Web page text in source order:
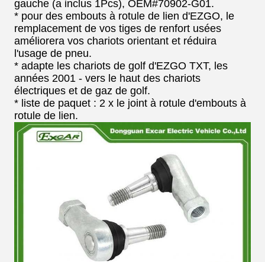
gauche (a inclus 1Pcs), OEM#70902-G01.
* pour des embouts à rotule de lien d'EZGO, le
remplacement de vos tiges de renfort usées
améliorera vos chariots orientant et réduira
l'usage de pneu.
* adapte les chariots de golf d'EZGO TXT, les
années 2001 - vers le haut des chariots
électriques et de gaz de golf.
* liste de paquet : 2 x le joint à rotule d'embouts à
rotule de lien.